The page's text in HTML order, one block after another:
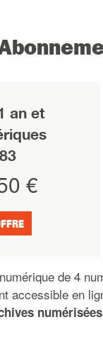
an et
€
de 4
accessible en